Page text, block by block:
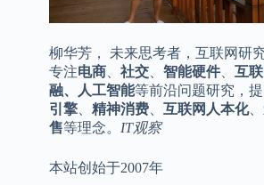
柳华芳， 未来思考者，互联网研
专注电商 、社交 、智能硬件、互
融、人工智能等前沿问题研究，
引擎 、精神消费 、互联网人本化、
售等理念。 IT观察
本站创始于2007年